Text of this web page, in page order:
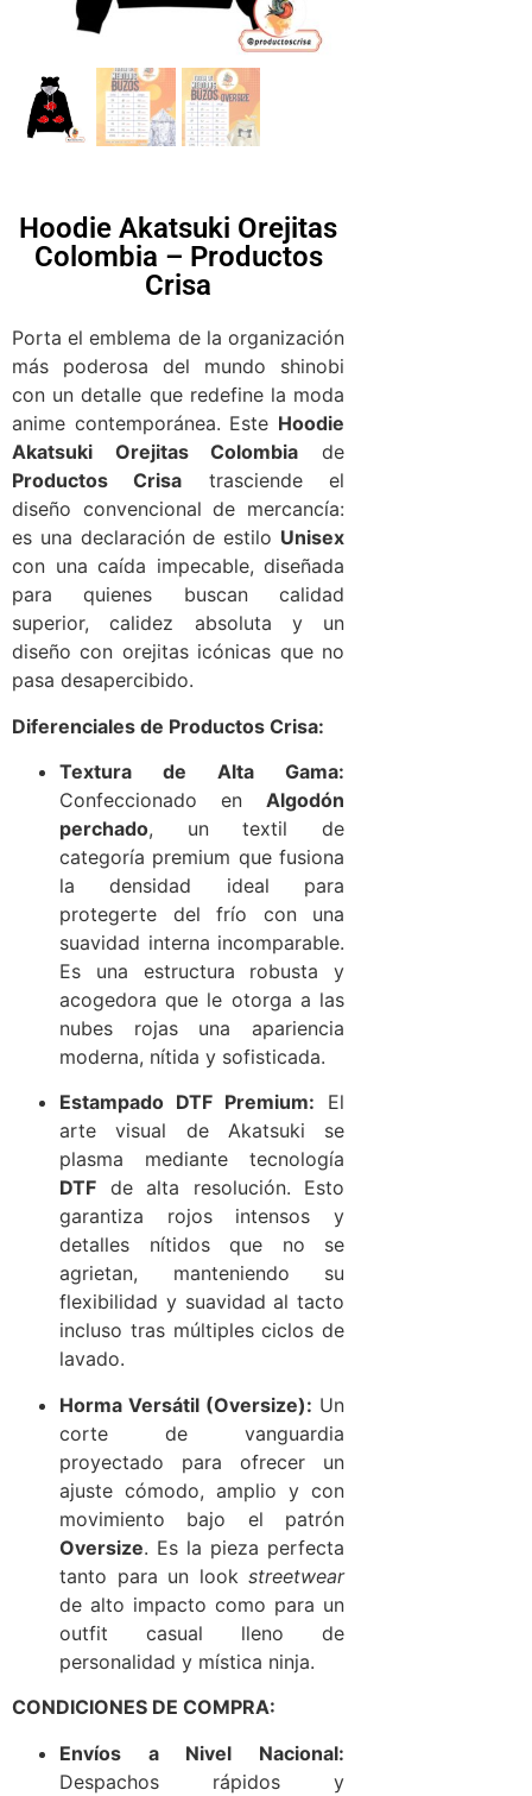
Hoodie Akatsuki Orejitas
Colombia – Productos
Crisa
Porta el emblema de la organización
más poderosa del mundo shinobi
con un detalle que redefine la moda
anime contemporánea. Este Hoodie
Akatsuki Orejitas Colombia de
Productos Crisa trasciende el
diseño convencional de mercancía:
es una declaración de estilo Unisex
con una caída impecable, diseñada
para quienes buscan calidad
superior, calidez absoluta y un
diseño con orejitas icónicas que no
pasa desapercibido.
Diferenciales de Productos Crisa:
Textura de Alta Gama:
Confeccionado en Algodón
perchado, un textil de
categoría premium que fusiona
la densidad ideal para
protegerte del frío con una
suavidad interna incomparable.
Es una estructura robusta y
acogedora que le otorga a las
nubes rojas una apariencia
moderna, nítida y sofisticada.
Estampado DTF Premium: El
arte visual de Akatsuki se
plasma mediante tecnología
DTF de alta resolución. Esto
garantiza rojos intensos y
detalles nítidos que no se
agrietan, manteniendo su
flexibilidad y suavidad al tacto
incluso tras múltiples ciclos de
lavado.
Horma Versátil (Oversize): Un
corte de vanguardia
proyectado para ofrecer un
ajuste cómodo, amplio y con
movimiento bajo el patrón
Oversize. Es la pieza perfecta
tanto para un look streetwear
de alto impacto como para un
outfit casual lleno de
personalidad y mística ninja.
CONDICIONES DE COMPRA:
Envíos a Nivel Nacional:
Despachos rápidos y